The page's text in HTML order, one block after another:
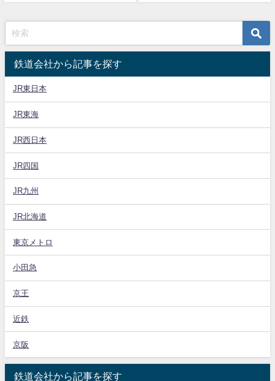
鉄道会社から記事を探す
JR東日本
JR東海
JR西日本
JR四国
JR九州
JR北海道
東京メトロ
小田急
京王
近鉄
京阪
鉄道会社から記事を探す